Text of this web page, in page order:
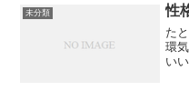
モ
未分類 性
た
環
い